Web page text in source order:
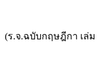
(ร.จ.ฉบับกฤษฎีกา เล่ม